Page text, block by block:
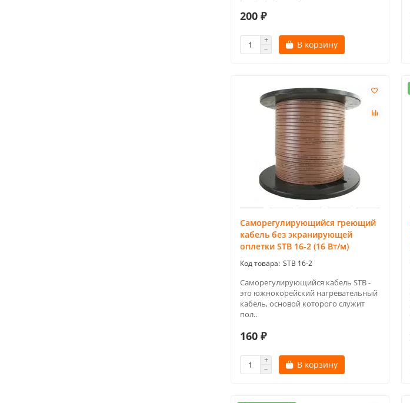
200 ₽
В корзину
Саморегулирующийся греющий
кабель без экранирующей
оплетки STB 16-2 (16 Вт/м)
STB 16-2
Саморегулирующийся кабель STB -
это южнокорейский нагревательный
кабель, основой которого служит
пол..
160 ₽
В корзину